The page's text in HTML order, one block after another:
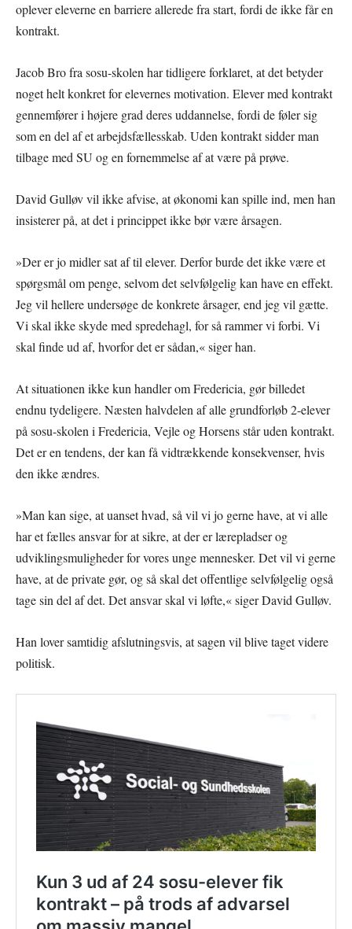
oplever eleverne en barriere allerede fra start, fordi de ikke får en
kontrakt.
Jacob Bro fra sosu-skolen har tidligere forklaret, at det betyder
noget helt konkret for elevernes motivation. Elever med kontrakt
gennemfører i højere grad deres uddannelse, fordi de føler sig
som en del af et arbejdsfællesskab. Uden kontrakt sidder man
tilbage med SU og en fornemmelse af at være på prøve.
David Gulløv vil ikke afvise, at økonomi kan spille ind, men han
insisterer på, at det i princippet ikke bør være årsagen.
»Der er jo midler sat af til elever. Derfor burde det ikke være et
spørgsmål om penge, selvom det selvfølgelig kan have en effekt.
Jeg vil hellere undersøge de konkrete årsager, end jeg vil gætte.
Vi skal ikke skyde med spredehagl, for så rammer vi forbi. Vi
skal finde ud af, hvorfor det er sådan,« siger han.
At situationen ikke kun handler om Fredericia, gør billedet
endnu tydeligere. Næsten halvdelen af alle grundforløb 2-elever
på sosu-skolen i Fredericia, Vejle og Horsens står uden kontrakt.
Det er en tendens, der kan få vidtrækkende konsekvenser, hvis
den ikke ændres.
»Man kan sige, at uanset hvad, så vil vi jo gerne have, at vi alle
har et fælles ansvar for at sikre, at der er lærepladser og
udviklingsmuligheder for vores unge mennesker. Det vil vi gerne
have, at de private gør, og så skal det offentlige selvfølgelig også
tage sin del af det. Det ansvar skal vi løfte,« siger David Gulløv.
Han lover samtidig afslutningsvis, at sagen vil blive taget videre
politisk.